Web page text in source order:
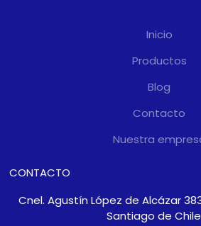
Inicio
Productos
Blog
Contacto
Nuestra
CONTACTO
Cnel. Agustín López de Alcázar
Santiago de Chile